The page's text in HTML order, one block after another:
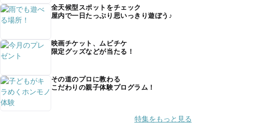
全天候型スポットをチェック
屋内で一日たっぷり思いっきり遊ぼう♪
映画チケット、ムビチケ
限定グッズなどが当たる！
その道のプロに教わる
こだわりの親子体験プログラム！
特集をもっと見る